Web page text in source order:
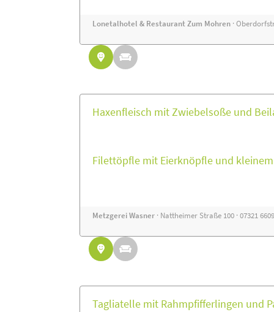
Lonetalhotel & Restaurant Zum Mohren ·
Haxenfleisch mit Zwiebelsoße und
Filettöpfle mit Eierknöpfle und
Metzgerei Wasner · Nattheimer Straße 100 · 07321
Tagliatelle mit Rahmpfifferlingen und